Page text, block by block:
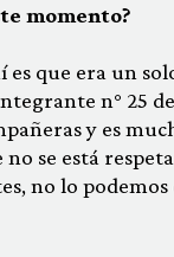
momento?
que era un
n° 25
y es
se está
no lo